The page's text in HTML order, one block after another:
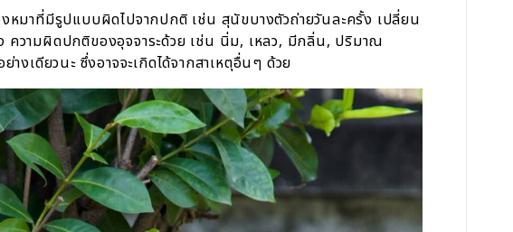
มาที่มีรูปแบบผิดไปจากปกติ เช่น สุนัขบางตัวถ่ายวันละครั้ง เปลี่ยน
วามผิดปกติของอุจจาระด้วย เช่น นิ่ม, เหลว, มีกลิ่น, ปริมาณ
งเดียวนะ ซึ่งอาจจะเกิดได้จากสาเหตุอื่นๆ ด้วย